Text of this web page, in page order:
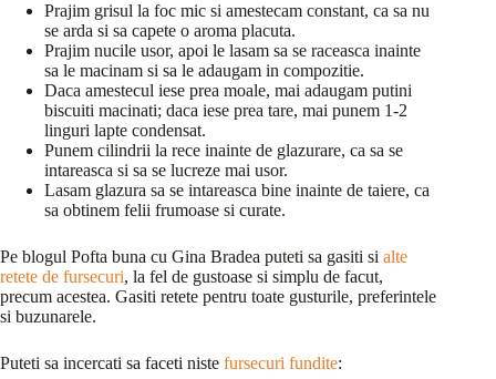
Prajim grisul la foc mic si amestecam constant, ca sa nu
se arda si sa capete o aroma placuta.
Prajim nucile usor, apoi le lasam sa se raceasca inainte
sa le macinam si sa le adaugam in compozitie.
Daca amestecul iese prea moale, mai adaugam putini
biscuiti macinati; daca iese prea tare, mai punem 1-2
linguri lapte condensat.
Punem cilindrii la rece inainte de glazurare, ca sa se
intareasca si sa se lucreze mai usor.
Lasam glazura sa se intareasca bine inainte de taiere, ca
sa obtinem felii frumoase si curate.
Pe blogul Pofta buna cu Gina Bradea puteti sa gasiti si alte
retete de fursecuri, la fel de gustoase si simplu de facut,
precum acestea. Gasiti retete pentru toate gusturile, preferintele
si buzunarele.
Puteti sa incercati sa faceti niste fursecuri fundite: